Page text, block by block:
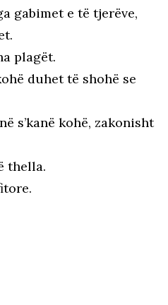
gabimet e të tjerëve,
plagët.
duhet të shohë se
s’kanë kohë, zakonisht
thella.